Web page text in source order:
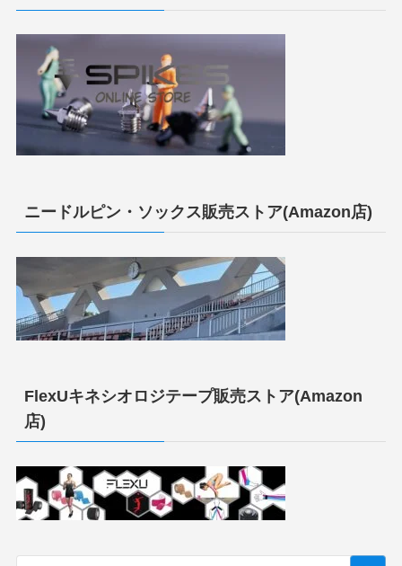
ニードルピン・ソックス販売ストア(Amazon店)
FlexUキネシオロジテープ販売ストア(Amazon
店)